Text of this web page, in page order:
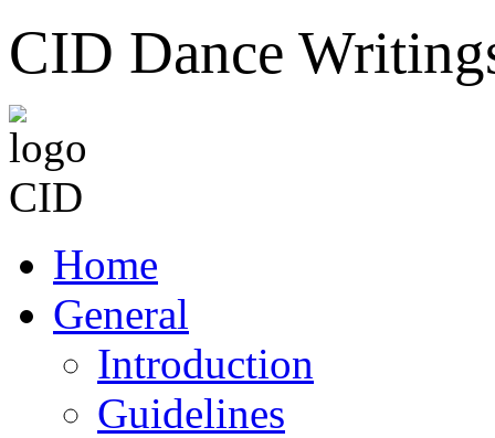
CID Dance
Home
General
Introduction
Guidelines